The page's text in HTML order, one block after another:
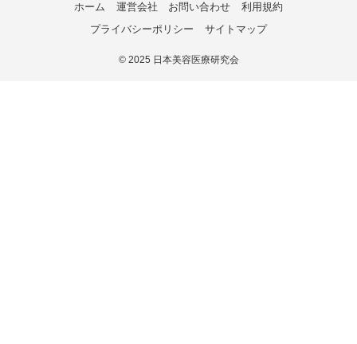
ホーム 運営会社 お問い合わせ
利用規約
プライバシーポリシー
サイトマップ
©2025 日本美容医療研究会